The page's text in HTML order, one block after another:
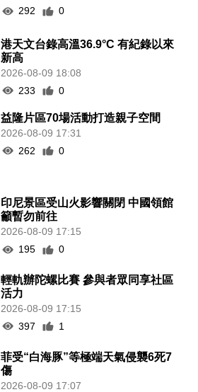
292 0
港天文台錄高溫36.9°C 有紀錄以來
新高
2026-08-09 18:08
233
0
益隆片區70場活動打造親子空間
2026-08-09 17:31
262
0
印尼景區受山火影響關閉 中國領館
籲暫勿前往
2026-08-09 17:15
195
0
輕軌辦陀螺比賽 參與者眾同享社區
活力
2026-08-09 17:15
397
1
菲受“白海豚”等極端天氣侵襲6死7
傷
2026-08-09 17:07